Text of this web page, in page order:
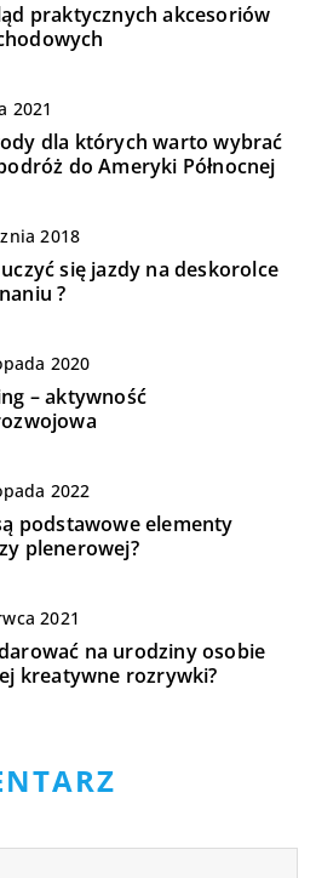
praktycznych akcesoriów
2021
dla których warto wybrać
do Ameryki Północnej
2018
się jazdy na deskorolce
?
2020
– aktywność
2022
podstawowe elementy
plenerowej?
2021
na urodziny osobie
kreatywne rozrywki?